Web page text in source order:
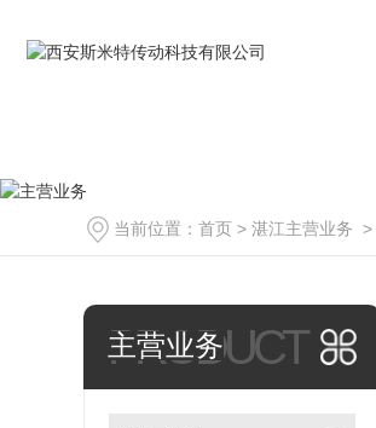
当前位置： 首页 > 湛江主营业务 >
PRODUCT
主营业务